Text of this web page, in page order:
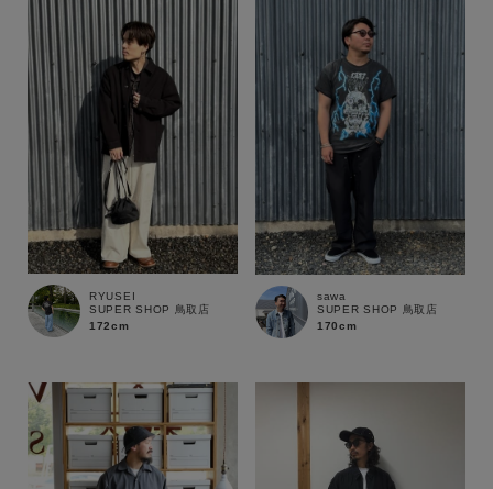
RYUSEI
SUPER SHOP 鳥取店
172cm
sawa
SUPER SHOP 鳥取店
170cm